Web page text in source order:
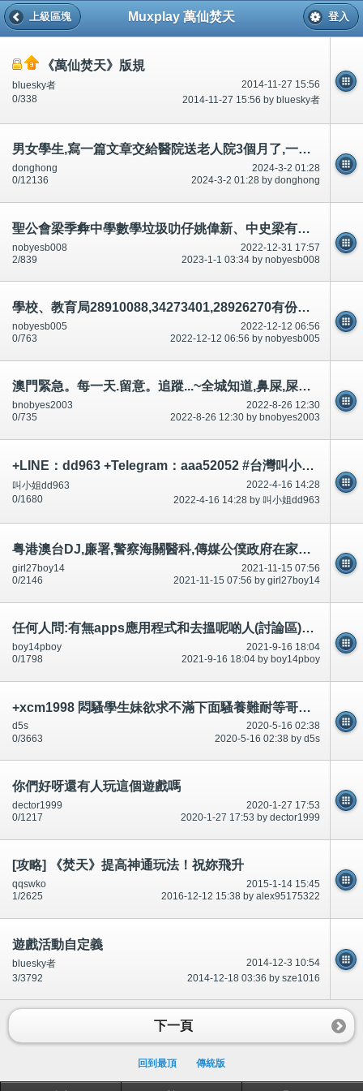
Muxplay 萬仙焚天
上級區塊 登入
《萬仙焚天》版規
2014-11-27 15:56
bluesky者
2014-11-27 15:56 by bluesky者
0/338
男女學生,寫一篇文章交給醫院送老人院3個月了,一天不給/唔俾80歲8杯水,20歲20杯,廁所8次～62210969蘇少梅
2024-3-2 01:28
donghong
2024-3-2 01:28 by donghong
0/12136
聖公會梁季彜中學數學垃圾叻仔姚偉新、中史梁有華、胡敏華,數學鄭永光等等有參與有份,討論區有講/說,報警
2022-12-31 17:57
nobyesb008
2023-1-1 03:34 by nobyesb008
2/839
學校、教育局28910088,34273401,28926270有份車禍殺人.(說話前後不一)串通,合謀,論壇/討論區有講有說
2022-12-12 06:56
nobyesb005
2022-12-12 06:56 by nobyesb005
0/763
澳門緊急。每一天.留意。追蹤...~全城知道,鼻屎,屎等等。不可/唔可以升職。升職之後~承認狗撚、臭化閪、本地雞
2022-8-26 12:30
bnobyes2003
2022-8-26 12:30 by bnobyes2003
0/735
+LINE：dd963 +Telegram：aaa52052 #台灣叫小姐 #台中叫小姐 #台北叫小姐 #高雄叫小姐 #新竹叫小姐 #台南叫小姐 #彰化叫小
2022-4-16 14:28
叫小姐dd963
2022-4-16 14:28 by 叫小姐dd963
0/1680
粤港澳台DJ,廉署,警察海關醫科,傳媒公僕政府在家工作,香港好似要用英文廣東話国语唔識原因1-公開
2021-11-15 07:56
girl27boy14
2021-11-15 07:56 by girl27boy14
0/2146
任何人問:有無apps應用程式和去搵呢啲人(討論區)升職邀功,市民知,大量市民知先有用on99
2021-9-16 18:04
boy14pboy
2021-9-16 18:04 by boy14pboy
0/1798
+xcm1998 悶騷學生妹欲求不滿下面騷養難耐等哥哥插她小穴穴
2020-5-16 02:38
d5s
2020-5-16 02:38 by d5s
0/3663
你們好呀還有人玩這個遊戲嗎
2020-1-27 17:53
dector1999
2020-1-27 17:53 by dector1999
0/1217
[攻略] 《焚天》提高神通玩法！祝妳飛升
2015-1-14 15:45
qqswko
2016-12-12 15:38 by alex95175322
1/2625
遊戲活動自定義
2014-12-3 10:54
bluesky者
2014-12-18 03:36 by sze1016
3/3792
下一頁
回到最頂 傳統版